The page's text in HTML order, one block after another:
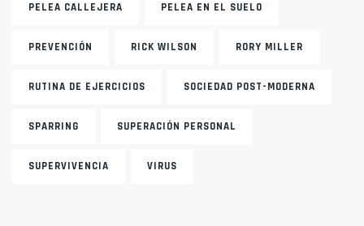
PELEA CALLEJERA PELEA EN EL SUELO
PREVENCIÓN RICK WILSON RORY MILLER
RUTINA DE EJERCICIOS SOCIEDAD POST-MODERNA
SPARRING SUPERACIÓN PERSONAL
SUPERVIVENCIA VIRUS